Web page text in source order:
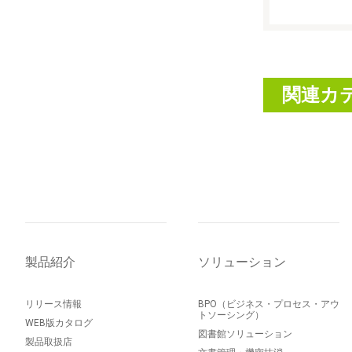
関連カ
製品紹介
リリース情報
WEB版カタログ
製品取扱店
ソリューション
BPO（ビジネス・プロセス・アウ
トソーシング）
図書館ソリューション